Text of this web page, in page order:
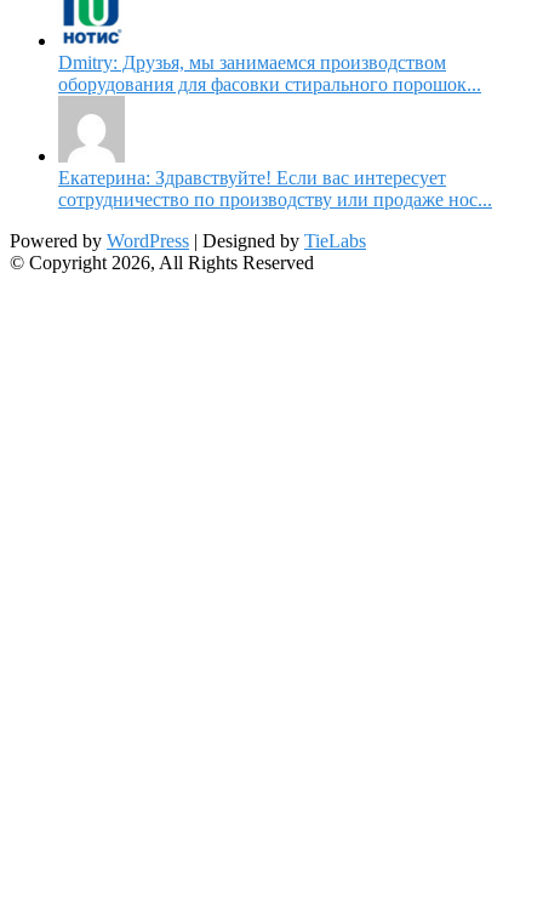
Dmitry: Друзья, мы занимаемся производством
оборудования для фасовки стирального порошок...
Екатерина: Здравствуйте! Если вас интересует
сотрудничество по производству или продаже нос...
Powered by WordPress | Designed by TieLabs
© Copyright 2026, All Rights Reserved